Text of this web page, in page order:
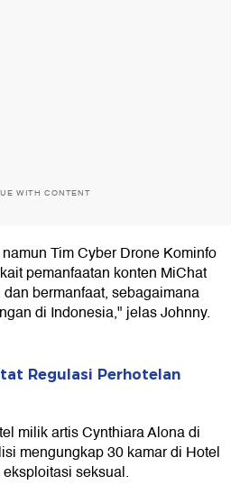
WITH CONTENT
Tim Cyber Drone Kominfo
pemanfaatan konten MiChat
bermanfaat, sebagaimana
di Indonesia," jelas Johnny.
Regulasi Perhotelan
milik artis Cynthiara Alona di
mengungkap 30 kamar di Hotel
seksual.